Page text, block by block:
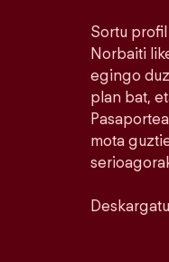
Sortu
Norbaiti
egingo
plan bat,
mota